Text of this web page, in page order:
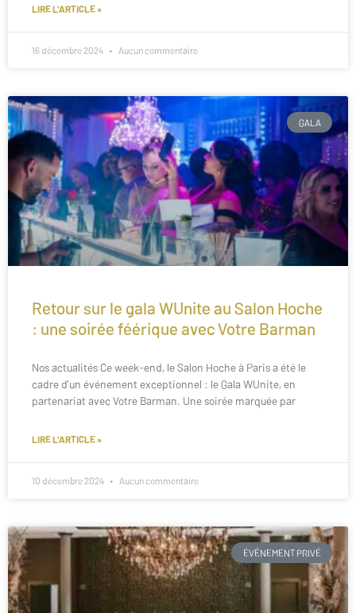
LIRE L'ARTICLE »
16 décembre 2024 Aucun commentaire
GALA
Retour sur le gala WUnite au Salon Hoche
: une soirée féérique avec Votre Barman
Nos actualités Ce week-end, le Salon Hoche à Paris a été le
cadre d’un événement exceptionnel : le Gala WUnite, en
partenariat avec Votre Barman. Une soirée marquée par
LIRE L'ARTICLE »
10 décembre 2024 Aucun commentaire
ÉVÉNEMENT PRIVÉ